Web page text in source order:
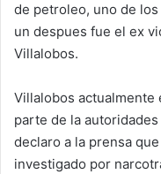
de petroleo, uno de
un despues fue el ex
Villalobos.
Villalobos actualmente
parte de la
declaro a la prensa
investigado por